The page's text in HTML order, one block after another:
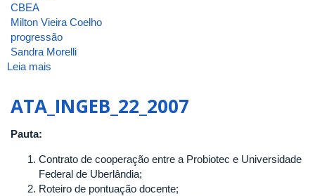
CBEA
Milton Vieira Coelho
progressão
Sandra Morelli
Leia mais
ATA_INGEB_22_2007
Pauta:
Contrato de cooperação entre a Probiotec e Universidade
Federal de Uberlândia;
Roteiro de pontuação docente;